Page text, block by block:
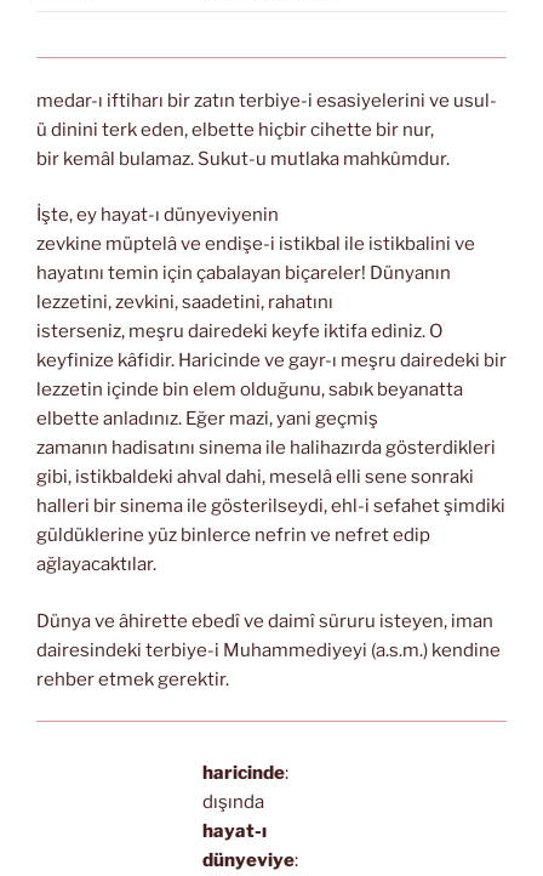
medar-ı iftiharı bir zatın terbiye-i esasiyelerini ve usul-
ü dinini terk eden, elbette hiçbir cihette bir nur,
bir kemâl bulamaz. Sukut-u mutlaka mahkûmdur.
İşte, ey hayat-ı dünyeviyenin
zevkine müptelâ ve endişe-i istikbal ile istikbalini ve
hayatını temin için çabalayan biçareler! Dünyanın
lezzetini, zevkini, saadetini, rahatını
isterseniz, meşru dairedeki keyfe iktifa ediniz. O
keyfinize kâfidir. Haricinde ve gayr-ı meşru dairedeki bir
lezzetin içinde bin elem olduğunu, sabık beyanatta
elbette anladınız. Eğer mazi, yani geçmiş
zamanın hadisatını sinema ile halihazırda gösterdikleri
gibi, istikbaldeki ahval dahi, meselâ elli sene sonraki
halleri bir sinema ile gösterilseydi, ehl-i sefahet şimdiki
güldüklerine yüz binlerce nefrin ve nefret edip
ağlayacaktılar.
Dünya ve âhirette ebedî ve daimî süruru isteyen, iman
dairesindeki terbiye-i Muhammediyeyi (a.s.m.) kendine
rehber etmek gerektir.
haricinde:
dışında
hayat-ı
dünyeviye: